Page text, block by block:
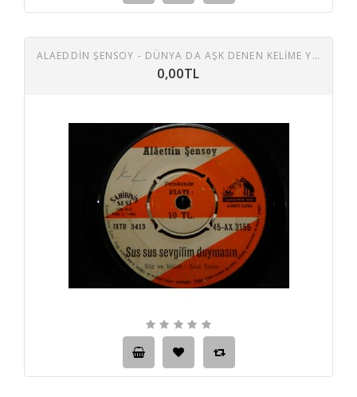
ALAEDDİN ŞENSOY - DÜNYA DA AŞK DENEN KELIME YALAN / SUS SUS SUS SEVGILIM DUYMASIN
0,00TL